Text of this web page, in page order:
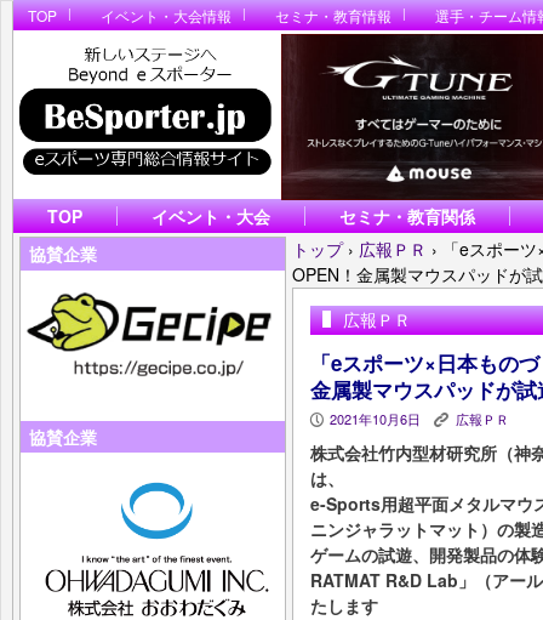
TOP イベント・大会情報 セミナ・教育情報 選手・チーム情
TOP イベント・大会
セミナ・教育関係
協賛企業
協賛企業
トップ › 広報ＰＲ ›
「eスポー
OPEN！金属製マウスパッドが
広報ＰＲ
「eスポーツ×日本もの
金属製マウスパッドが
P 2021年10月6日 K 広報ＰＲ
株式会社⽵内型材研究所（神
は、
e-Sports⽤超平⾯メタルマウ
ニンジャラットマット）の製
ゲームの試遊、開発製品の体
RATMAT R&D Lab」（アー
たします